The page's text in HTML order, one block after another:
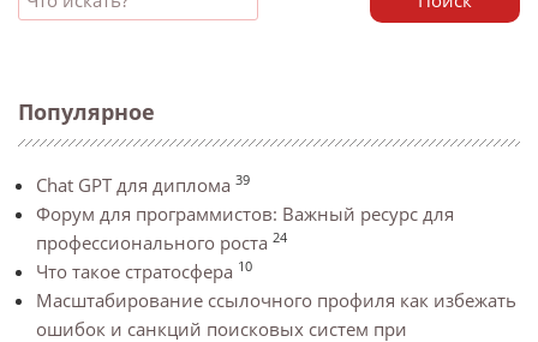
Популярное
Chat GPT для диплома 39
Форум для программистов: Важный ресурс для
профессионального роста 24
Что такое стратосфера 10
Масштабирование ссылочного профиля как избежать
ошибок и санкций поисковых систем при